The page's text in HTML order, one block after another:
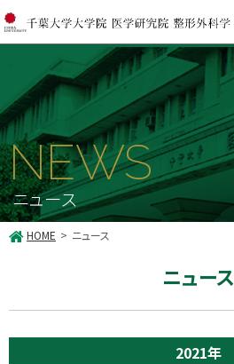
NEWS
ニュース
HOME ニュース
ニュース
2021年